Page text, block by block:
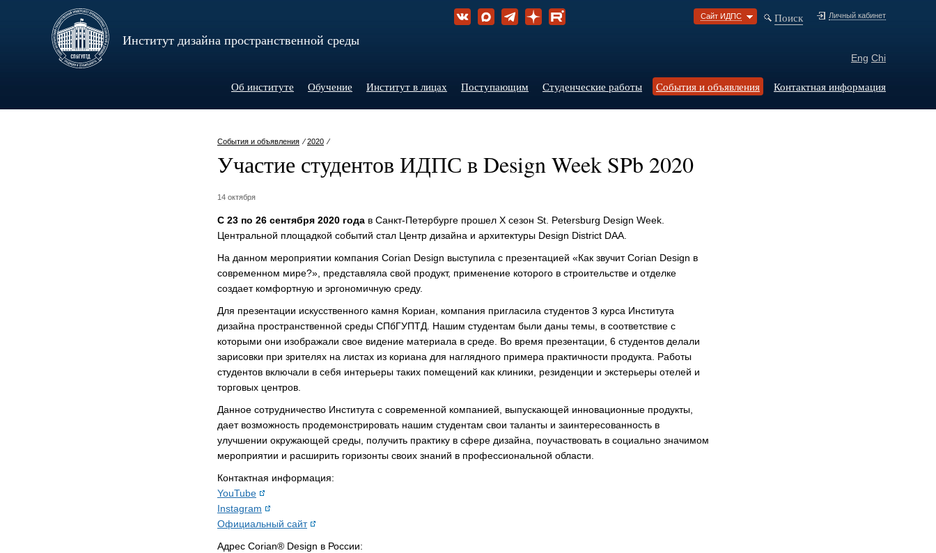
Институт дизайна пространственной среды
Личный кабинет
Поиск
Сайт ИДПС
Eng Chi
Об институте Обучение Институт в лицах Поступающим Студенческие работы События и объявления Контактная информация
События и объявления ⁄2020 ⁄
Участие студентов ИДПС в Design Week SPb 2020
14 октября
С 23 по 26 сентября 2020 года в Санкт-Петербурге прошел X сезон St. Petersburg Design Week.
Центральной площадкой событий стал Центр дизайна и архитектуры Design District DAA.
На данном мероприятии компания Corian Design выступила с презентацией «Как звучит Corian Design в
современном мире?», представляла свой продукт, применение которого в строительстве и отделке
создает комфортную и эргономичную среду.
Для презентации искусственного камня Кориан, компания пригласила студентов 3 курса Института
дизайна пространственной среды СПбГУПТД. Нашим студентам были даны темы, в соответствие с
которыми они изображали свое видение материала в среде. Во время презентации, 6 студентов делали
зарисовки при зрителях на листах из кориана для наглядного примера практичности продукта. Работы
студентов включали в себя интерьеры таких помещений как клиники, резиденции и экстерьеры отелей и
торговых центров.
Данное сотрудничество Института с современной компанией, выпускающей инновационные продукты,
дает возможность продемонстрировать нашим студентам свои таланты и заинтересованность в
улучшении окружающей среды, получить практику в сфере дизайна, поучаствовать в социально значимом
мероприятии и расширить горизонты своих знаний в профессиональной области.
Контактная информация:
YouTube
Instagram
Официальный сайт
Адрес Corian® Design в России: